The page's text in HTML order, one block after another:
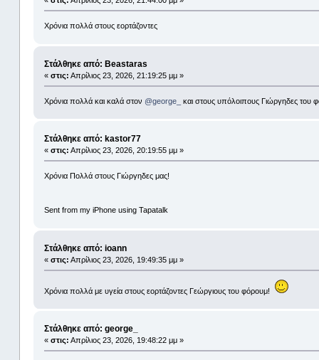
Χρόνια πολλά στους εορτάζοντες
Στάλθηκε από: Beastaras
« στις: Απρίλιος 23, 2026, 21:19:25 μμ »
Χρόνια πολλά και καλά στον @george_ και στους υπόλοιπους Γιώργηδες του
Στάλθηκε από: kastor77
« στις: Απρίλιος 23, 2026, 20:19:55 μμ »
Χρόνια Πολλά στους Γιώργηδες μας!
Sent from my iPhone using Tapatalk
Στάλθηκε από: ioann
« στις: Απρίλιος 23, 2026, 19:49:35 μμ »
Χρόνια πολλά με υγεία στους εορτάζοντες Γεώργιους του φόρουμ!
Στάλθηκε από: george_
« στις: Απρίλιος 23, 2026, 19:48:22 μμ »